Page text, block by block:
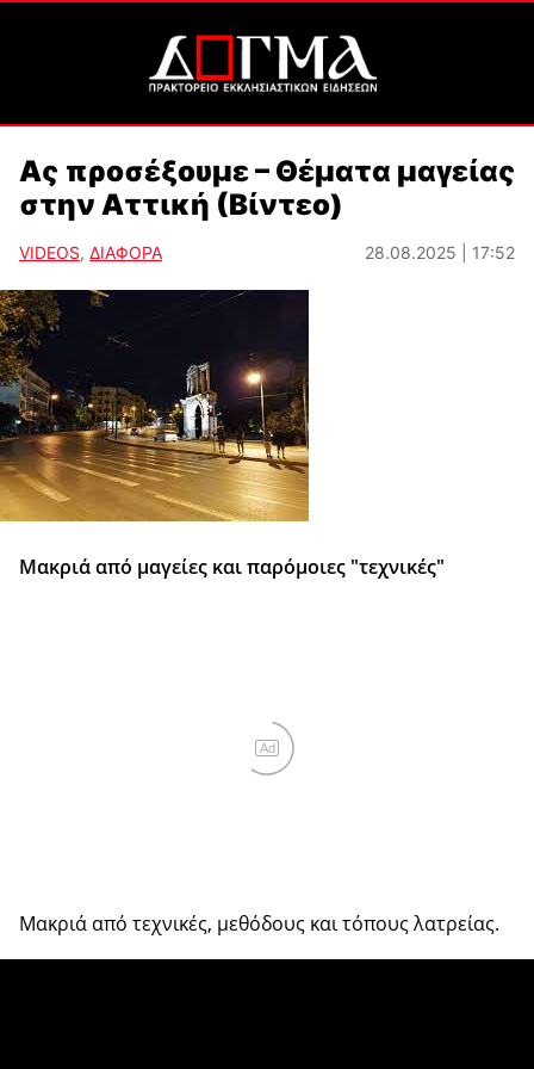
Ας προσέξουμε – Θέματα μαγείας
στην Αττική (Βίντεο)
VIDEOS, ΔΙΑΦΟΡΑ 28.08.2025 | 17:52
Μακριά από μαγείες και παρόμοιες "τεχνικές"
Ad
Μακριά από τεχνικές, μεθόδους και τόπους λατρείας.